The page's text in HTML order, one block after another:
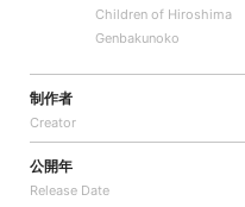
Children of Hiroshima
Genbakunoko
制作者
Creator
公開年
Release Date